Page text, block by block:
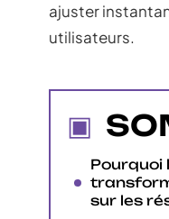
ajuster
utilisateurs.
Pourquoi
sur les